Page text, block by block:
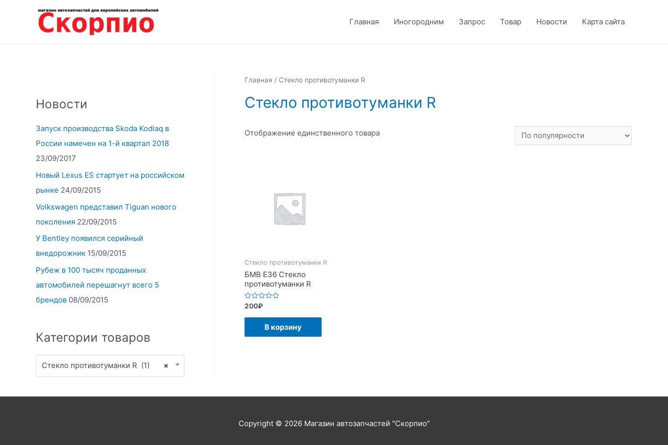
содержимому
Главная Иногородним Запрос Товар Новости Карта сайта
Новости
Запуск производства Skoda Kodiaq в
России намечен на 1-й квартал 2018
23/09/2017
Новый Lexus ES стартует на российском
рынке 24/09/2015
Volkswagen представил Tiguan нового
поколения 22/09/2015
У Bentley появился серийный
внедорожник 15/09/2015
Рубеж в 100 тысяч проданных
автомобилей перешагнут всего 5
брендов 08/09/2015
Категории товаров
×
Стекло противотуманки R (1)
Главная / Стекло противотуманки R
Стекло противотуманки R
Отображение единственного товара
Стекло противотуманки R
БМВ Е36 Стекло
противотуманки R
Оценка
из
200₽
В корзину
Copyright © 2026 Магазин автозапчастей "Скорпио"